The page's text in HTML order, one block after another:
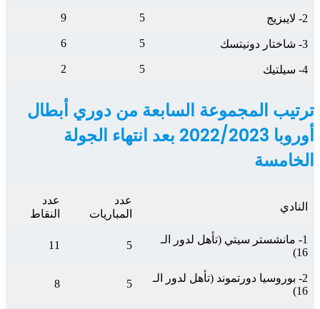
2- لايبزيج 5
9
3- شاختار دونيتسك 5
6
4- سيلتيك 5
2
ترتيب المجموعة السابعة من دوري أبطال
أوروبا 2022/2023 بعد انتهاء الجولة
الخامسة
النادي
عدد
المباريات
عدد
النقاط
1- مانشستر سيتي (تأهل لدور الـ
16)
5
11
2- بوروسيا دورتموند (تأهل لدور الـ
16)
5
8